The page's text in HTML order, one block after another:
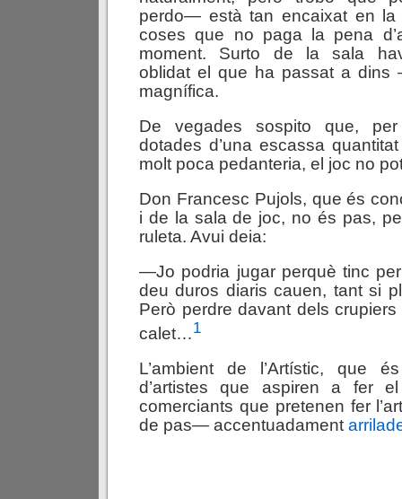
perdo— està tan encaixat en la
coses que no paga la pena
moment. Surto de la sala
oblidat el que ha passat a
magnífica.
De vegades sospito que,
dotades d’una escassa
molt poca pedanteria, el joc no
Don Francesc Pujols, que és
i de la sala de joc, no és pas,
ruleta. Avui deia:
—Jo podria jugar perquè tinc
deu duros diaris cauen, tant si
Però perdre davant dels
calet…1
L’ambient de l’Artístic, que
d’artistes que aspiren a fer
comerciants que pretenen fer
de pas— accentuadament